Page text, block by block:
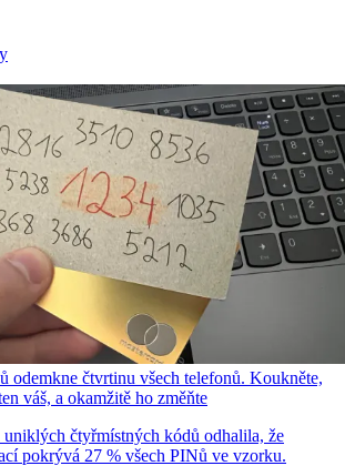
odemkne čtvrtinu všech telefonů. Koukněte,
váš, a okamžitě ho změňte
čtyřmístných kódů odhalila, že
pokrývá 27 % všech PINů ve vzorku.